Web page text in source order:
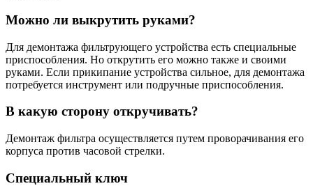
Можно ли выкрутить руками?
Для демонтажа фильтрующего устройства есть специальные
приспособления. Но открутить его можно также и своими
руками. Если прикипание устройства сильное, для демонтажа
потребуется инструмент или подручные приспособления.
В какую сторону откручивать?
Демонтаж фильтра осуществляется путем проворачивания его
корпуса против часовой стрелки.
Специальный ключ